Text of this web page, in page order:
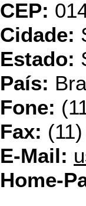
CEP:
Cidade:
Estado:
País:
Fone:
Fax:
E-Mail:
Home-